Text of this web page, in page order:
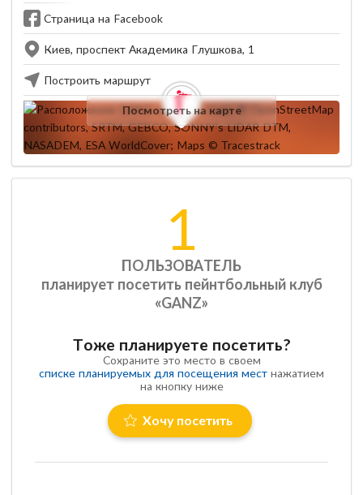
Страница на Facebook
Киев, проспект Академика Глушкова, 1
Построить маршрут
Посмотреть на карте
1
ПОЛЬЗОВАТЕЛЬ
планирует посетить пейнтбольный клуб
«GANZ»
Тоже планируете посетить?
Сохраните это место в своем
списке планируемых для посещения мест нажатием
на кнопку ниже
Хочу посетить